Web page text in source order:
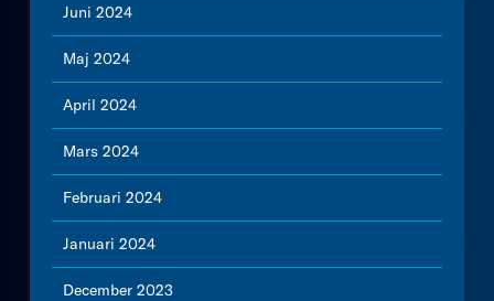
Juni 2024
Maj 2024
April 2024
Mars 2024
Februari 2024
Januari 2024
December 2023